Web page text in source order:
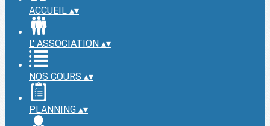
ACCUEIL ▴▾
L' ASSOCIATION ▴▾
NOS COURS ▴▾
PLANNING ▴▾